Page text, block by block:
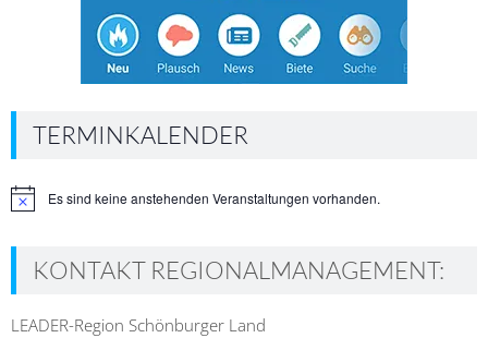
TERMINKALENDER
HinweisEs sind keine anstehenden Veranstaltungen vorhanden.
KONTAKT REGIONALMANAGEMENT:
LEADER-Region Schönburger Land